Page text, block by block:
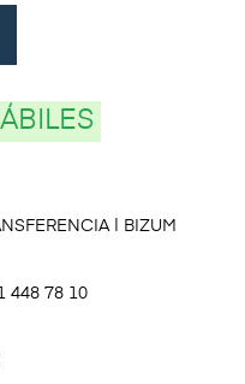
| BIZUM
448 78 10